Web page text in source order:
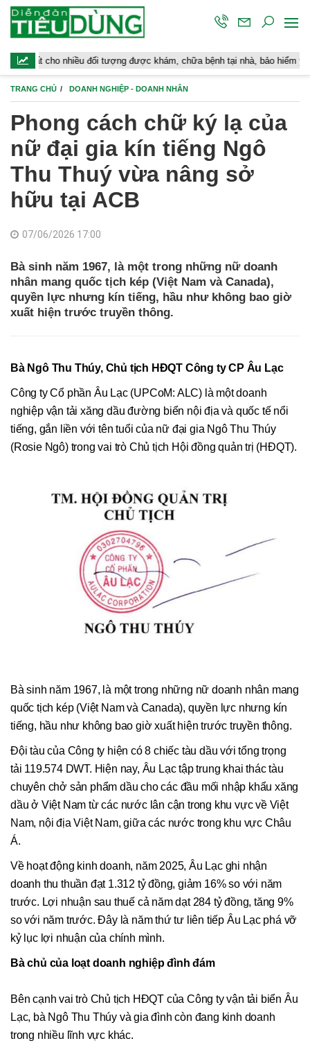
đối tượng được khám, chữa bệnh tại nhà, bảo hiểm y tế chi trả
TRANG CHỦ DOANH NGHIỆP - DOANH NHÂN
Phong cách chữ ký lạ của
nữ đại gia kín tiếng Ngô
Thu Thuý vừa nâng sở
hữu tại ACB
07/06/2026 17:00
Bà sinh năm 1967, là một trong những nữ doanh
nhân mang quốc tịch kép (Việt Nam và Canada),
quyền lực nhưng kín tiếng, hầu như không bao giờ
xuất hiện trước truyền thông.
Bà Ngô Thu Thúy, Chủ tịch HĐQT Công ty CP Âu Lạc
Công ty Cổ phần Âu Lạc (UPCoM: ALC) là một doanh
nghiệp vận tải xăng dầu đường biển nội địa và quốc tế nổi
tiếng, gắn liền với tên tuổi của nữ đại gia Ngô Thu Thúy
(Rosie Ngô) trong vai trò Chủ tịch Hội đồng quản trị (HĐQT).
Bà sinh năm 1967, là một trong những nữ doanh nhân mang
quốc tịch kép (Việt Nam và Canada), quyền lực nhưng kín
tiếng, hầu như không bao giờ xuất hiện trước truyền thông.
Đội tàu của Công ty hiện có 8 chiếc tàu dầu với tổng trọng
tải 119.574 DWT. Hiện nay, Âu Lạc tập trung khai thác tàu
chuyên chở sản phẩm dầu cho các đầu mối nhập khẩu xăng
dầu ở Việt Nam từ các nước lân cận trong khu vực về Việt
Nam, nội địa Việt Nam, giữa các nước trong khu vực Châu
Á.
Về hoạt động kinh doanh, năm 2025, Âu Lạc ghi nhận
doanh thu thuần đạt 1.312 tỷ đồng, giảm 16% so với năm
trước. Lợi nhuận sau thuế cả năm dạt 284 tỷ đồng, tăng 9%
so với năm trước. Đây là năm thứ tư liên tiếp Âu Lạc phá vỡ
kỷ lục lợi nhuận của chính mình.
Bà chủ của loạt doanh nghiệp đình đám
Bên cạnh vai trò Chủ tịch HĐQT của Công ty vận tải biển Âu
Lạc, bà Ngô Thu Thúy và gia đình còn đang kinh doanh
trong nhiều lĩnh vực khác.